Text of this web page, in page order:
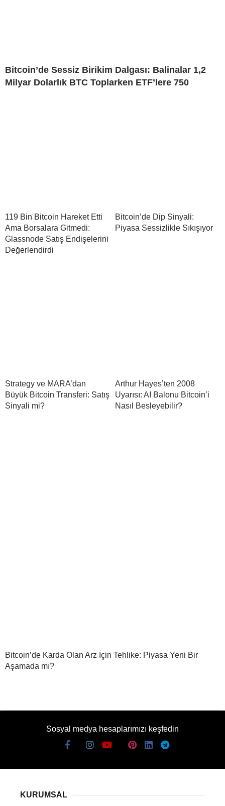
Bitcoin’de Sessiz Birikim Dalgası: Balinalar 1,2
Milyar Dolarlık BTC Toplarken ETF’lere 750
119 Bin Bitcoin Hareket Etti
Ama Borsalara Gitmedi:
Glassnode Satış Endişelerini
Değerlendirdi
Bitcoin’de Dip Sinyali:
Piyasa Sessizlikle Sıkışıyor
Strategy ve MARA’dan
Büyük Bitcoin Transferi: Satış
Sinyali mi?
Arthur Hayes’ten 2008
Uyarısı: AI Balonu Bitcoin’i
Nasıl Besleyebilir?
Bitcoin’de Karda Olan Arz İçin Tehlike: Piyasa Yeni Bir
Aşamada mı?
Sosyal medya hesaplarımızı keşfedin
KURUMSAL